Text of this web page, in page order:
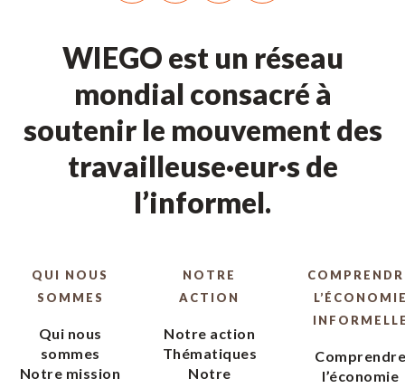
WIEGO est un réseau
mondial consacré à
soutenir le mouvement des
travailleuse·eur·s de
l’informel.
QUI NOUS
SOMMES
Qui nous
sommes
Notre mission
NOTRE
ACTION
Notre action
Thématiques
Notre
l’économie